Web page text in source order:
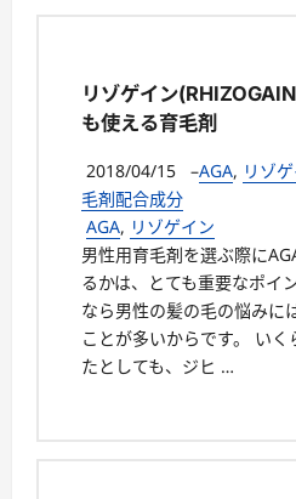
リゾゲイン
も使える育毛剤
2018/04/15 –AGA, リゾ
毛剤配合成分
AGA, リゾゲイン
男性用育毛剤を選ぶ際に
るかは、とても重要なポイ
なら男性の髪の毛の悩みに
ことが多いからです。 い
たとしても、ジヒ …